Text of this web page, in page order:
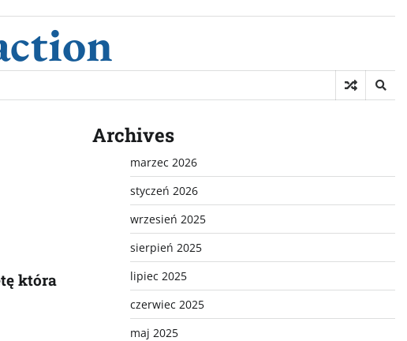
która
Archives
marzec 2026
styczeń 2026
wrzesień 2025
sierpień 2025
lipiec 2025
czerwiec 2025
maj 2025